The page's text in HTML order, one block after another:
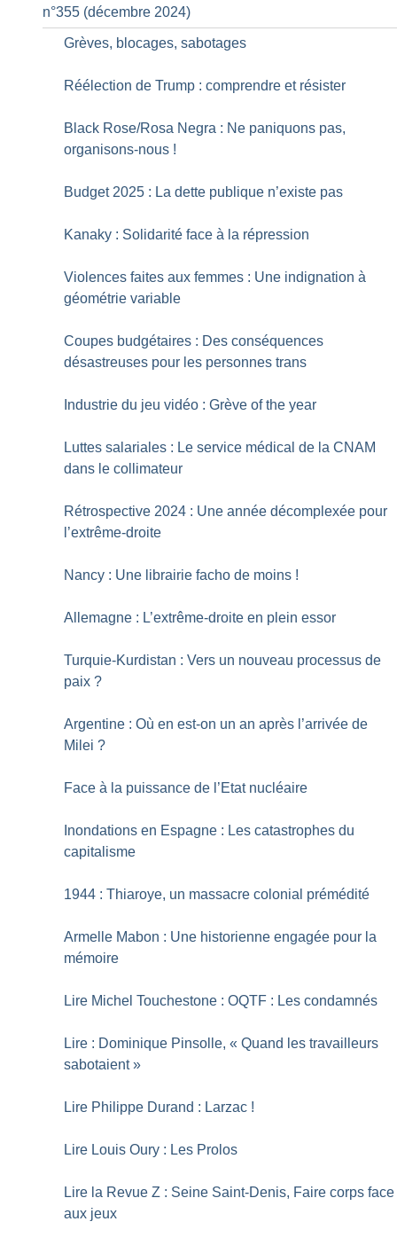
n°355 (décembre 2024)
Grèves, blocages, sabotages
Réélection de Trump : comprendre et résister
Black Rose/Rosa Negra : Ne paniquons pas,
organisons-nous !
Budget 2025 : La dette publique n’existe pas
Kanaky : Solidarité face à la répression
Violences faites aux femmes : Une indignation à
géométrie variable
Coupes budgétaires : Des conséquences
désastreuses pour les personnes trans
Industrie du jeu vidéo : Grève of the year
Luttes salariales : Le service médical de la CNAM
dans le collimateur
Rétrospective 2024 : Une année décomplexée pour
l’extrême-droite
Nancy : Une librairie facho de moins !
Allemagne : L’extrême-droite en plein essor
Turquie-Kurdistan : Vers un nouveau processus de
paix ?
Argentine : Où en est-on un an après l’arrivée de
Milei ?
Face à la puissance de l’Etat nucléaire
Inondations en Espagne : Les catastrophes du
capitalisme
1944 : Thiaroye, un massacre colonial prémédité
Armelle Mabon : Une historienne engagée pour la
mémoire
Lire Michel Touchestone : OQTF : Les condamnés
Lire : Dominique Pinsolle, « Quand les travailleurs
sabotaient »
Lire Philippe Durand : Larzac !
Lire Louis Oury : Les Prolos
Lire la Revue Z : Seine Saint-Denis, Faire corps face
aux jeux